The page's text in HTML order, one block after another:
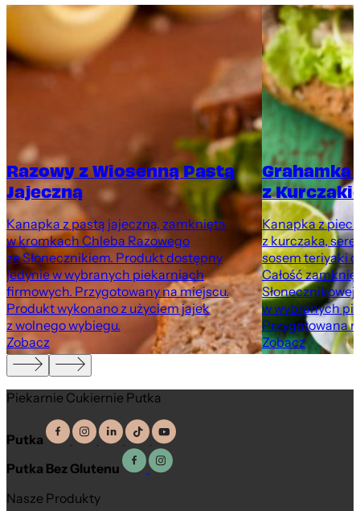
Razowy z Wiosenną Pastą
Jajeczną
Kanapka z pastą jajeczną, zamknięta
w kromkach Chleba Razowego
ze Słonecznikiem. Produkt dostępny
jedynie w wybranych piekarniach
firmowych. Przygotowany na miejscu.
Produkt wykonano z użyciem jajek
z wolnego wybiegu.
Zobacz
Grahamka
z
Kanapka z
z kurczaka,
sosem teriyaki
Całość
w wybranych
Przygotowana
Zobacz
Piekarnie Cukiernie Putka
Putka
Putka Bez Glutenu
Nasze Produkty